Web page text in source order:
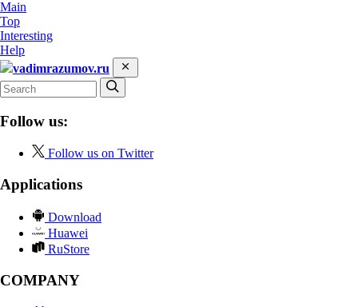
Main
Top
Interesting
Help
vadimrazumov.ru
Follow us:
Follow us on Twitter
Applications
Download
Huawei
RuStore
COMPANY